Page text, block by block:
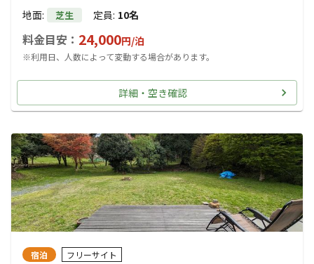
地面: 芝生 定員: 10名
料金目安： 24,000円/泊
※利用日、人数によって変動する場合があります。
詳細・空き確認
宿泊 フリーサイト